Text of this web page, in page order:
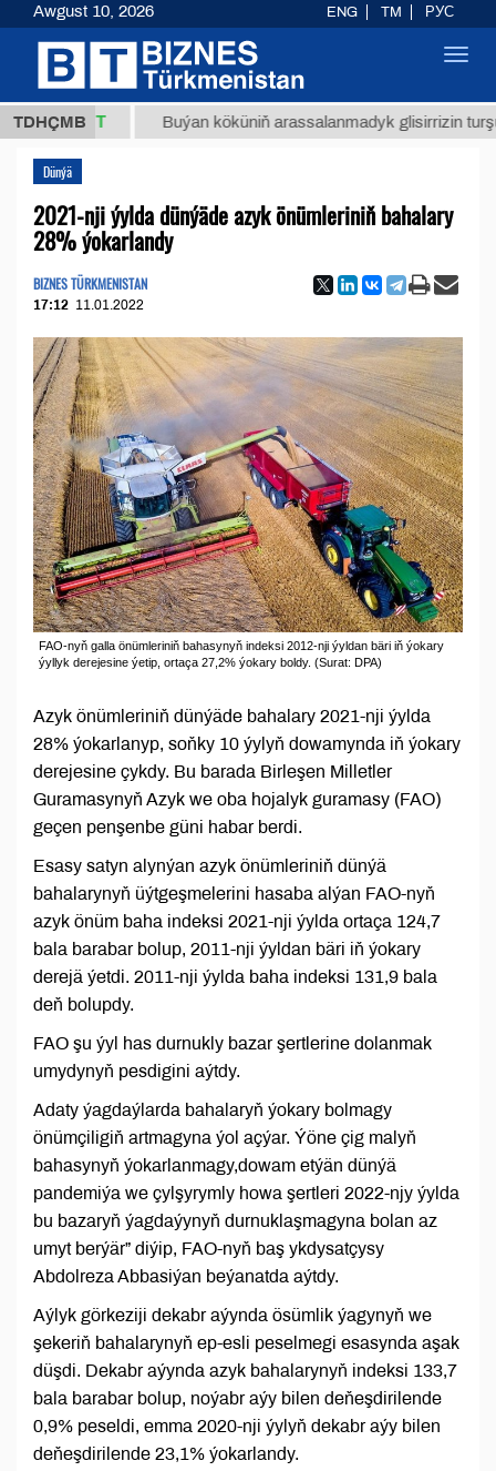
TDHÇMB
ТМТ Buýan köküniň arassalanmadyk glisirrizin turşusy
Dünýä
2021-nji ýylda dünýäde azyk önümleriniň bahalary
28% ýokarlandy
BIZNES TÜRKMENISTAN
17:12 11.01.2022
FAO-nyň galla önümleriniň bahasynyň indeksi 2012-nji ýyldan bäri iň ýokary
ýyllyk derejesine ýetip, ortaça 27,2% ýokary boldy. (Surat: DPA)
Azyk önümleriniň dünýäde bahalary 2021-nji ýylda
28% ýokarlanyp, soňky 10 ýylyň dowamynda iň ýokary
derejesine çykdy. Bu barada Birleşen Milletler
Guramasynyň Azyk we oba hojalyk guramasy (FAO)
geçen penşenbe güni habar berdi.
Esasy satyn alynýan azyk önümleriniň dünýä
bahalarynyň üýtgeşmelerini hasaba alýan FAO-nyň
azyk önüm baha indeksi 2021-nji ýylda ortaça 124,7
bala barabar bolup, 2011-nji ýyldan bäri iň ýokary
derejä ýetdi. 2011-nji ýylda baha indeksi 131,9 bala
deň bolupdy.
FAO şu ýyl has durnukly bazar şertlerine dolanmak
umydynyň pesdigini aýtdy.
Adaty ýagdaýlarda bahalaryň ýokary bolmagy
önümçiligiň artmagyna ýol açýar. Ýöne çig malyň
bahasynyň ýokarlanmagy,dowam etýän dünýä
pandemiýa we çylşyrymly howa şertleri 2022-njy ýylda
bu bazaryň ýagdaýynyň durnuklaşmagyna bolan az
umyt berýär” diýip, FAO-nyň baş ykdysatçysy
Abdolreza Abbasiýan beýanatda aýtdy.
Aýlyk görkeziji dekabr aýynda ösümlik ýagynyň we
şekeriň bahalarynyň ep-esli peselmegi esasynda aşak
düşdi. Dekabr aýynda azyk bahalarynyň indeksi 133,7
bala barabar bolup, noýabr aýy bilen deňeşdirilende
0,9% peseldi, emma 2020-nji ýylyň dekabr aýy bilen
deňeşdirilende 23,1% ýokarlandy.
Awgust 10, 2026 ENG TM РУС